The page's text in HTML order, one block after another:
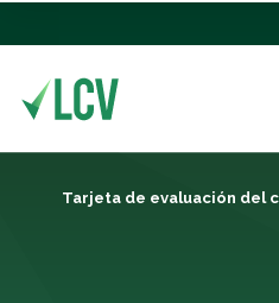
Tarjeta de evaluación del